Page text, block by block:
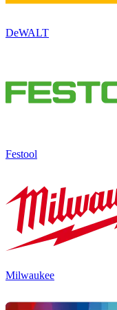
DeWALT
Festool
Milwaukee